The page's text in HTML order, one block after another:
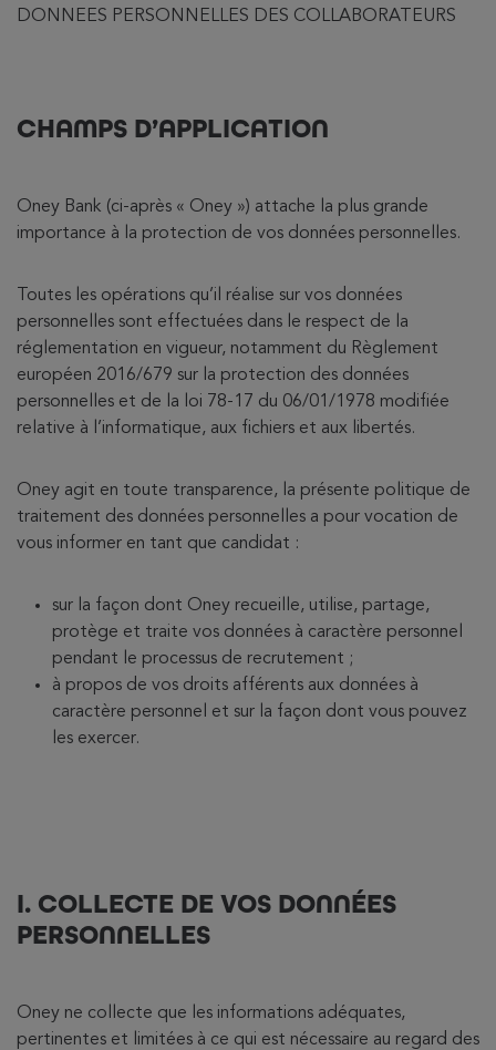
DONNEES PERSONNELLES DES COLLABORATEURS
CHAMPS D’APPLICATION
Oney Bank (ci-après « Oney ») attache la plus grande
importance à la protection de vos données personnelles.
Toutes les opérations qu’il réalise sur vos données
personnelles sont effectuées dans le respect de la
réglementation en vigueur, notamment du Règlement
européen 2016/679 sur la protection des données
personnelles et de la loi 78-17 du 06/01/1978 modifiée
relative à l’informatique, aux fichiers et aux libertés.
Oney agit en toute transparence, la présente politique de
traitement des données personnelles a pour vocation de
vous informer en tant que candidat :
sur la façon dont Oney recueille, utilise, partage,
protège et traite vos données à caractère personnel
pendant le processus de recrutement ;
à propos de vos droits afférents aux données à
caractère personnel et sur la façon dont vous pouvez
les exercer.
I. COLLECTE DE VOS DONNÉES
PERSONNELLES
Oney ne collecte que les informations adéquates,
pertinentes et limitées à ce qui est nécessaire au regard des